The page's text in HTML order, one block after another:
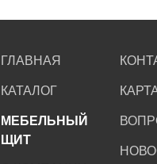
ГЛАВНАЯ
КАТАЛОГ
МЕБЕЛЬНЫЙ
ЩИТ